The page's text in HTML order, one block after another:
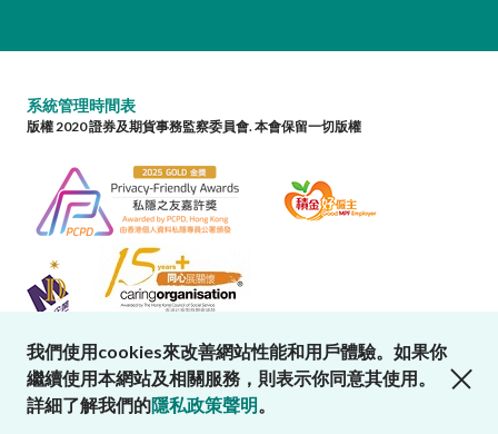
系統管理時間表
版權 2020 證券及期貨事務監察委員會. 本會保留一切版權
我們使用cookies來改善網站性能和用戶體驗。如果你
繼續使用本網站及相關服務，則表示你同意其使用。
詳細了解我們的隱私政策聲明。
close cookies alert